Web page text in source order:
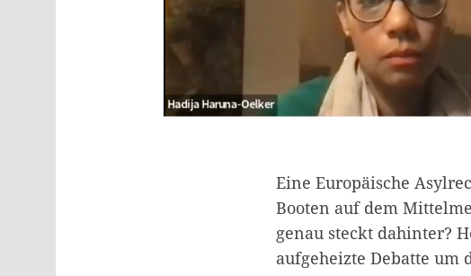
Eine Europäische
Booten auf dem
genau steckt dahinter?
aufgeheizte Debatte um